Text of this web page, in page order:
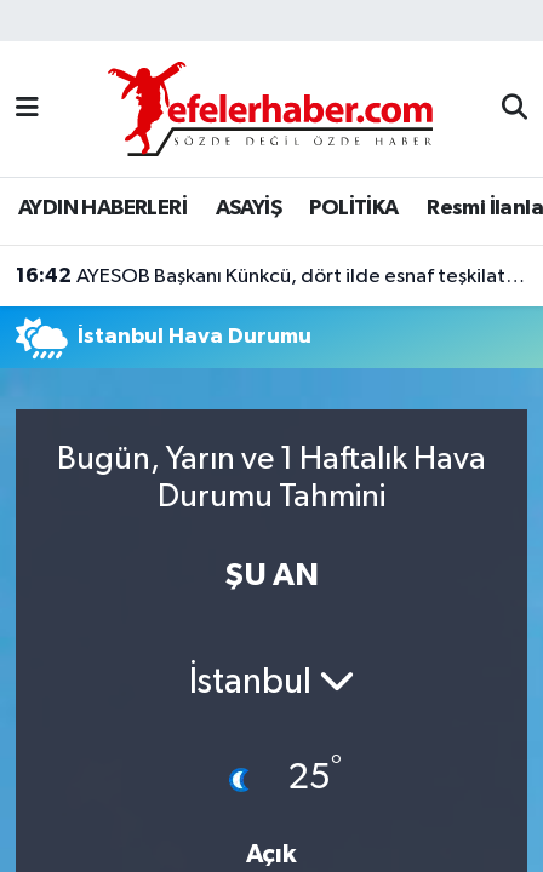
AYDIN HABERLERİ ASAYİŞ POLİTİKA Resmi
16:42 AYESOB Başkanı Künkcü, dört ilde esnaf teşkilatlarıyla buluştu
İstanbul Hava Durumu
Bugün, Yarın ve 1 Haftalık Hava
Durumu Tahmini
ŞU AN
İstanbul
25°
Açık
Nöbetçi Eczaneler
Hava Durumu
Aydin Namaz Vakitleri
Trafik Durumu
Süper Lig Puan Durumu ve Fikstür
Son Dakika Haberleri